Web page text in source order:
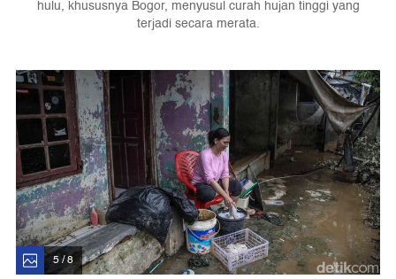
hulu, khususnya Bogor, menyusul curah hujan tinggi yang
terjadi secara merata.
5 / 8